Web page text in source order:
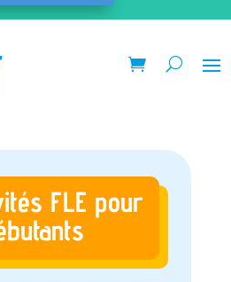
FLE pour